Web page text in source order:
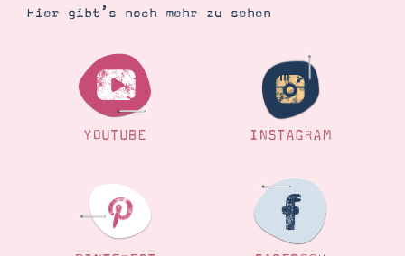
Hier gibt’s noch mehr zu sehen
YOUTUBE INSTAGRAM